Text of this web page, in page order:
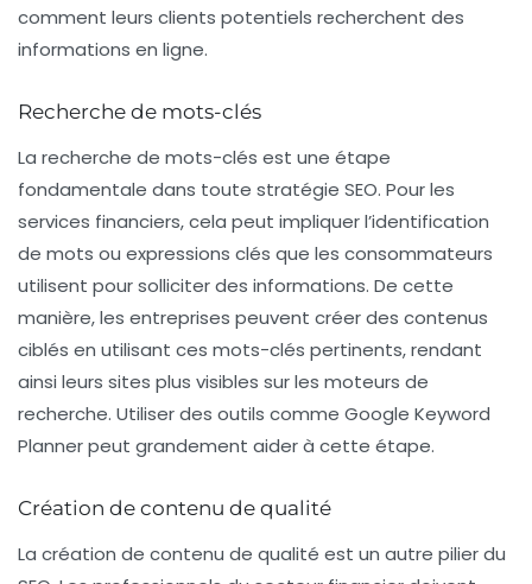
comment leurs clients potentiels recherchent des
informations en ligne.
Recherche de mots-clés
La recherche de mots-clés est une étape
fondamentale dans toute stratégie SEO. Pour les
services financiers, cela peut impliquer l’identification
de mots ou expressions clés que les consommateurs
utilisent pour solliciter des informations. De cette
manière, les entreprises peuvent créer des contenus
ciblés en utilisant ces mots-clés pertinents, rendant
ainsi leurs sites plus visibles sur les moteurs de
recherche. Utiliser des outils comme Google Keyword
Plannerpeut grandement aider à cette étape.
Création de contenu de qualité
La création de contenu de qualité est un autre pilier du